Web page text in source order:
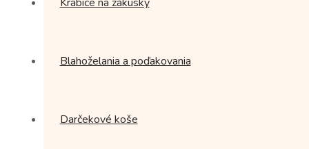
Krabice na zákusky
Blahoželania a poďakovania
Darčekové koše